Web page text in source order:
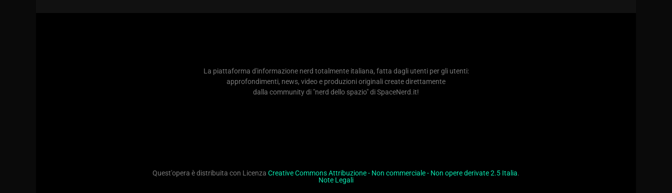
La piattaforma d'informazione nerd totalmente italiana, fatta dagli utenti per gli utenti:
approfondimenti, news, video e produzioni originali create direttamente
dalla community di "nerd dello spazio" di SpaceNerd.it!
Quest'opera è distribuita con Licenza Creative Commons Attribuzione - Non commerciale - Non opere derivate 2.5 Italia.
Note Legali